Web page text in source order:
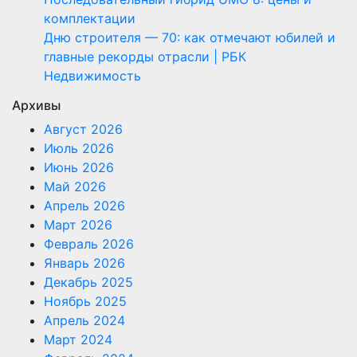
комплектации
Дню строителя — 70: как отмечают юбилей и
главные рекорды отрасли | РБК
Недвижимость
Архивы
Август 2026
Июль 2026
Июнь 2026
Май 2026
Апрель 2026
Март 2026
Февраль 2026
Январь 2026
Декабрь 2025
Ноябрь 2025
Апрель 2024
Март 2024